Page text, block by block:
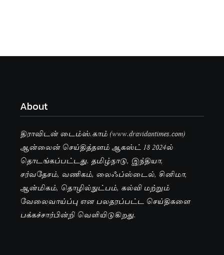
About
திராவிடன் டைம்ஸ்.காம் (www.dravidantimes.com)
ஆன்லைன் செய்தித்தளம் ஆகஸ்ட் 18 2024ல்
தொடங்கப்பட்டது. தமிழ்நாடு, இந்தியா,
சர்வதேசம், வணிகம், லைஃப்ஸ்டைல், சினிமா,
ஆன்மிகம், தொழில்நுட்பம், கல்வி மற்றும்
வேலைவாய்ப்பு என பலதரப்பட்ட செய்திகளை
பக்கச்சார்பின்றி வெளியிடுகிறது.